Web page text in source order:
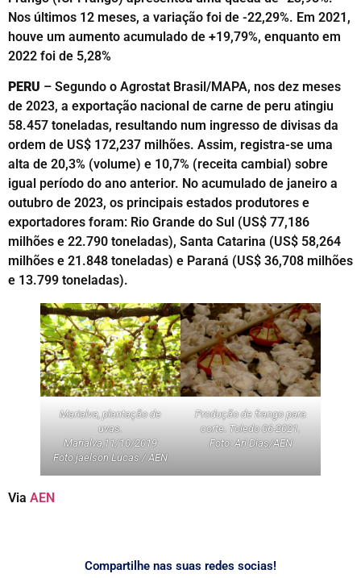
Nos últimos 12 meses, a variação foi de -22,29%. Em 2021,
houve um aumento acumulado de +19,79%, enquanto em
2022 foi de 5,28%
PERU – Segundo o Agrostat Brasil/MAPA, nos dez meses
de 2023, a exportação nacional de carne de peru atingiu
58.457 toneladas, resultando num ingresso de divisas da
ordem de US$ 172,237 milhões. Assim, registra-se uma
alta de 20,3% (volume) e 10,7% (receita cambial) sobre
igual período do ano anterior. No acumulado de janeiro a
outubro de 2023, os principais estados produtores e
exportadores foram: Rio Grande do Sul (US$ 77,186
milhões e 22.790 toneladas), Santa Catarina (US$ 58,264
milhões e 21.848 toneladas) e Paraná (US$ 36,708 milhões
e 13.799 toneladas).
Marialva, plantação de
uvas.
Marialva,11/10/2019
Foto:jaelson Lucas / AEN
Produção de frango para
corte. Toledo 06-2021.
Foto: Ari Dias/AEN
Via AEN
Compartilhe nas suas redes socias!